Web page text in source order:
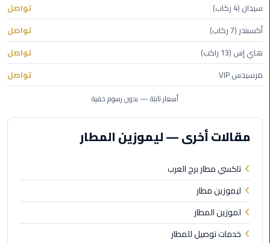
ليموزين
توصيل
المطار
ليموزين
مطار
مطروح
مطار
اكتوبر
ليموزين
مطار
الغردقة
سيدان (4 ركاب)
تواصل
أكسبندر (7 ركاب)
تواصل
هاي إس (13 راكب)
تواصل
مرسيدس VIP
تواصل
أسعار ثابتة — بدون رسوم خفية
مقالات أخرى — ليموزين المطار
تاكسي مطار برج العرب
ليموزين مطار
لموزين المطار
خدمات توصيل للمطار